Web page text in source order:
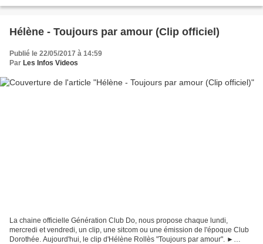
Hélène - Toujours par amour (Clip officiel)
Publié le 22/05/2017 à 14:59
Par Les Infos Videos
La chaine officielle Génération Club Do, nous propose chaque lundi,
mercredi et vendredi, un clip, une sitcom ou une émission de l'époque Club
Dorothée. Aujourd'hui, le clip d'Hélène Rollès "Toujours par amour". ►